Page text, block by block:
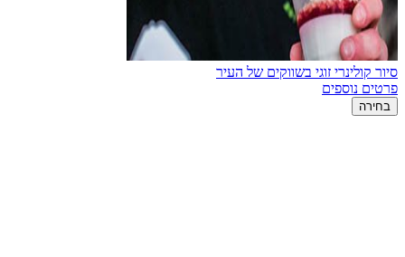
סיור קולינרי זוגי בשווקים של העיר
פרטים נוספים
בחירה